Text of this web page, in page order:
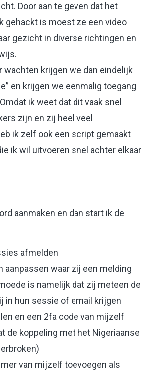
Door aan te geven dat het
gehackt is moest ze een video
gezicht in diverse richtingen en
wachten krijgen we dan eindelijk
en krijgen we eenmalig toegang
ik weet dat dit vaak snel
zijn en zij heel veel
ik zelf ook een script gemaakt
ik wil uitvoeren snel achter elkaar
aanmaken en dan start ik de
afmelden
aanpassen waar zij een melding
is namelijk dat zij meteen de
in hun sessie of email krijgen
en een 2fa code van mijzelf
de koppeling met het Nigeriaanse
van mijzelf toevoegen als